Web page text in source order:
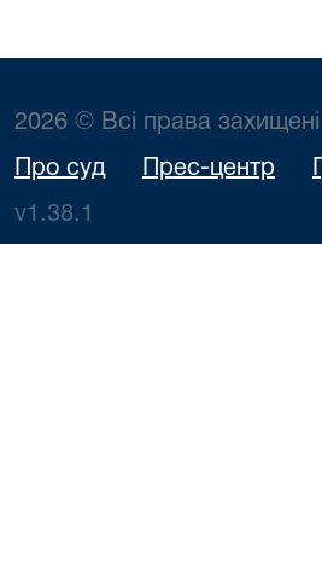
2026 © Всі права захищені
Про суд Прес-центр
v1.38.1